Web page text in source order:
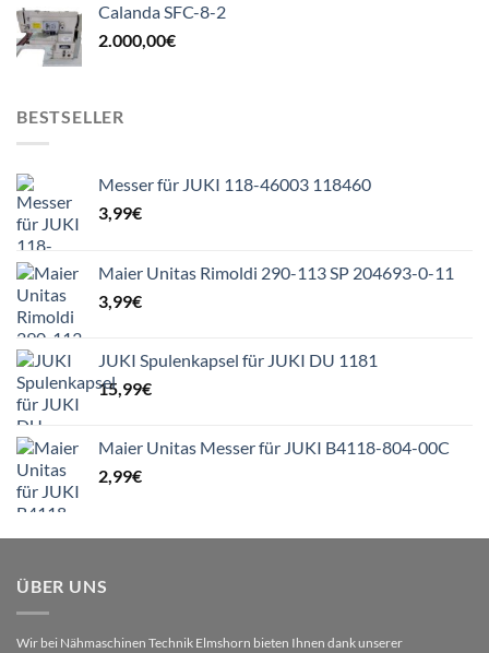
Calanda SFC-8-2
2.000,00€
BESTSELLER
Messer für JUKI 118-46003 118460
3,99€
Maier Unitas Rimoldi 290-113 SP 204693-0-11
3,99€
JUKI Spulenkapsel für JUKI DU 1181
15,99€
Maier Unitas Messer für JUKI B4118-804-00C
2,99€
ÜBER UNS
Wir bei Nähmaschinen Technik Elmshorn bieten Ihnen dank unserer